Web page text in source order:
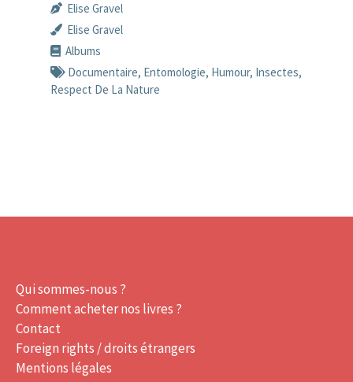
Elise Gravel
Elise Gravel
Albums
Documentaire, Entomologie, Humour, Insectes,
Respect De La Nature
Qui sommes-nous ?
Comment acheter nos livres ?
Contact
Foreign rights / droits étrangers
Mentions légales